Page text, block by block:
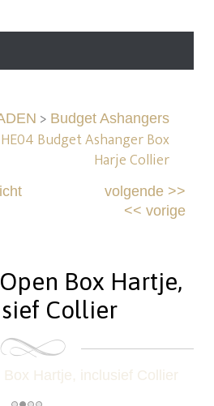
> Budget Ashangers
Budget Ashanger Box
Harje Collier
volgende>>
<< vorige
Box Hartje,
Collier